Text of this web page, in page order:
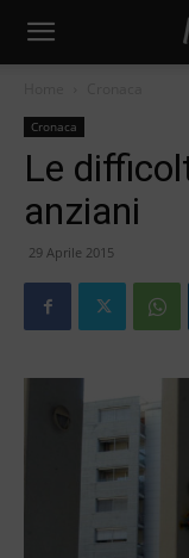
Cronaca
Le
anziani
29 Aprile 2015